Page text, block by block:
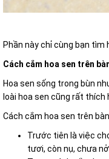
Phần này chỉ cùng bạn tìm
Cách cắm hoa sen trên
Hoa sen sống trong bùn
loài hoa sen cũng rất
Cách cắm hoa sen trên
Trước tiên là việc
tươi, còn nụ, chưa